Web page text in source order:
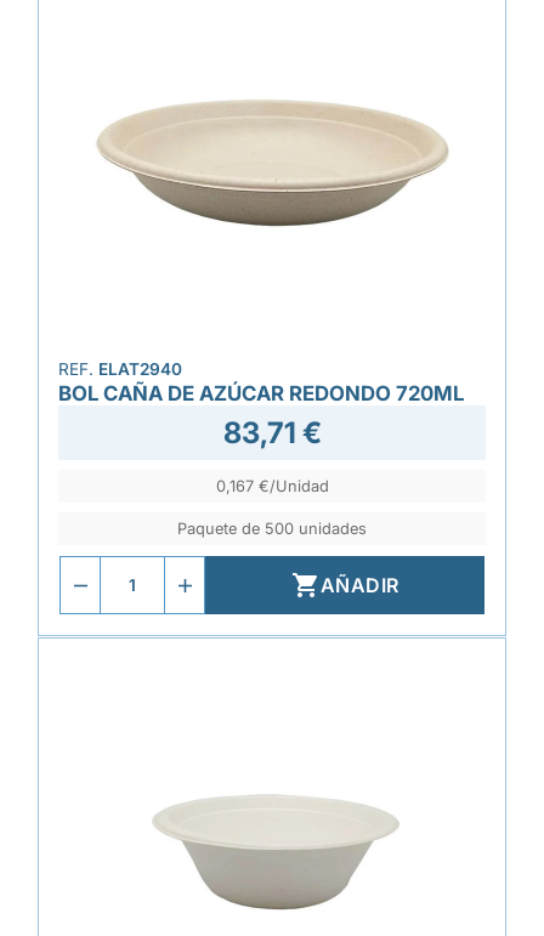
REF. ELAT2940
BOL CAÑA DE AZÚCAR REDONDO 720ML
83,71 €
0,167 €/Unidad
Paquete de 500 unidades
AÑADIR